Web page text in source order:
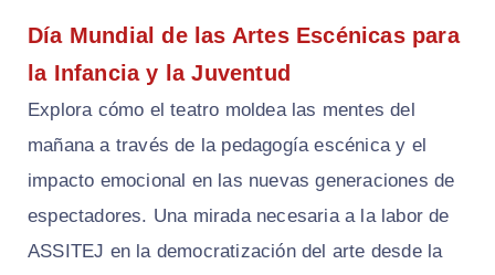
Día Mundial de las Artes Escénicas para
la Infancia y la Juventud
Explora cómo el teatro moldea las mentes del
mañana a través de la pedagogía escénica y el
impacto emocional en las nuevas generaciones de
espectadores. Una mirada necesaria a la labor de
ASSITEJ en la democratización del arte desde la